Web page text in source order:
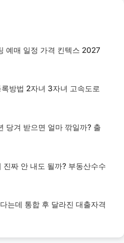
예매 일정 가격 킨텍스 2027
방법 2자녀 3자녀 고속도로
당겨 받으면 얼마 깎일까? 출
진짜 안 내도 될까? 부동산수수
는데 통합 후 달라진 대출자격